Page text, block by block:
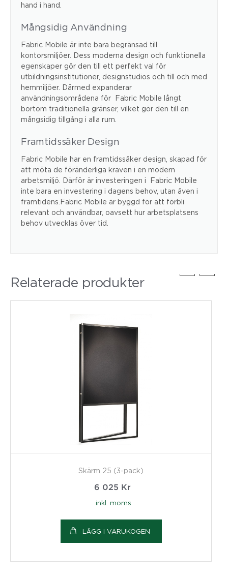
hand i hand.
Mångsidig Användning
Fabric Mobile är inte bara begränsad till
kontorsmiljöer. Dess moderna design och funktionella
egenskaper gör den till ett perfekt val för
utbildningsinstitutioner, designstudios och till och med
hemmiljöer. Därmed expanderar
användningsområdena för Fabric Mobile långt
bortom traditionella gränser, vilket gör den till en
mångsidig tillgång i alla rum.
Framtidssäker Design
Fabric Mobile har en framtidssäker design, skapad för
att möta de föränderliga kraven i en modern
arbetsmiljö. Därför är investeringen i Fabric Mobile
inte bara en investering i dagens behov, utan även i
framtidens.Fabric Mobile är byggd för att förbli
relevant och användbar, oavsett hur arbetsplatsens
behov utvecklas över tid.
Relaterade produkter
Skärm 25 (3-pack)
6 025 Kr
inkl. moms
LÄGG I VARUKOGEN